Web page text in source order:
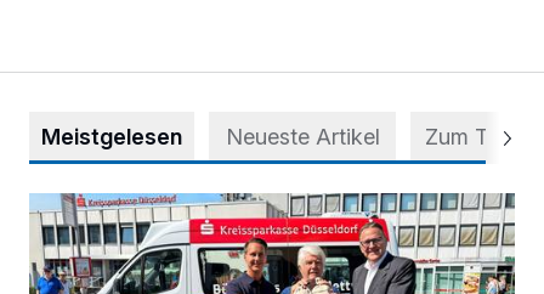
Meistgelesen Neueste Artikel Zum Thema
Starthilfe für den BürgerBus